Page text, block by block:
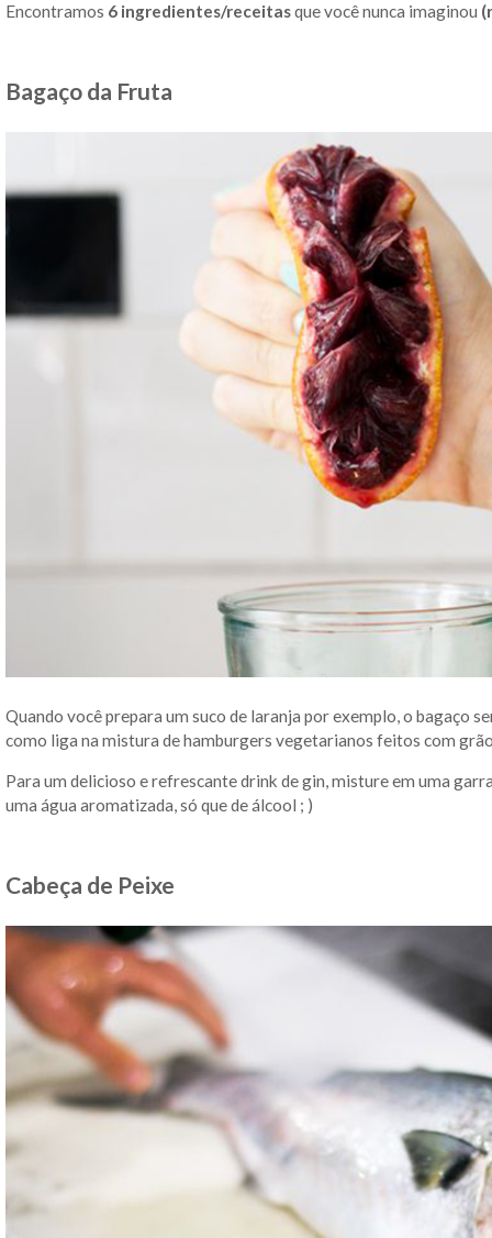
Encontramos 6 ingredientes/receitasque você nunca imaginou
Bagaço da Fruta
Quando você prepara um suco de laranja por exemplo, o bagaço
como liga na mistura de hamburgers vegetarianos feitos com
Para um delicioso e refrescante drink de gin, misture em uma
uma água aromatizada, só que de álcool ; )
Cabeça de Peixe